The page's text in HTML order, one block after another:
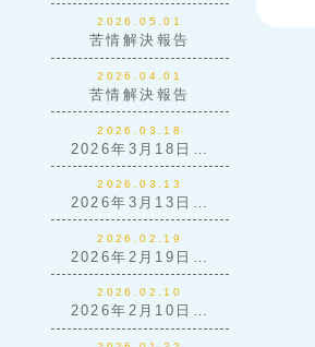
2026.05.01
苦情解決報告
2026.04.01
苦情解決報告
2026.03.18
2026年3月18日…
2026.03.13
2026年3月13日…
2026.02.19
2026年2月19日…
2026.02.10
2026年2月10日…